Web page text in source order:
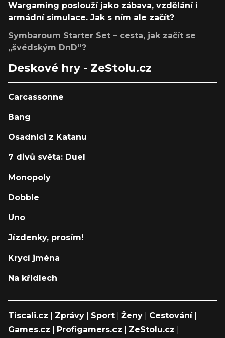
Wargaming poslouží jako zábava, vzdělání i
armádní simulace. Jak s ním ale začít?
Symbaroum Starter Set – cesta, jak začít se
„švédským DnD“?
Deskové hry - ZeStolu.cz
Carcassonne
Bang
Osadníci z Katanu
7 divů světa: Duel
Monopoly
Dobble
Uno
Jízdenky, prosím!
Krycí jména
Na křídlech
Tiscali.cz Zprávy Sport Ženy Cestování|
Games.cz
Profigamers.cz ZeStolu.cz